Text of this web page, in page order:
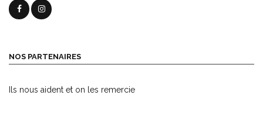
NOS PARTENAIRES
Ils nous aident et on les remercie